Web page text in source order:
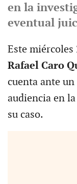
en la
eventual
Este miércoles
Rafael Caro
cuenta ante
audiencia en
su caso.